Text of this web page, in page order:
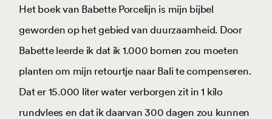
Het boek van Babette Porcelijn is mijn bijbel
geworden op het gebied van duurzaamheid. Door
Babette leerde ik dat ik 1.000 bomen zou moeten
planten om mijn retourtje naar Bali te compenseren.
Dat er 15.000 liter water verborgen zit in 1 kilo
rundvlees en dat ik daarvan 300 dagen zou kunnen